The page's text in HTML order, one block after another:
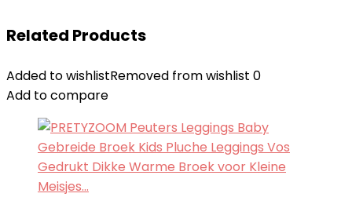
Related Products
Added to wishlistRemoved from wishlist 0
Add to compare